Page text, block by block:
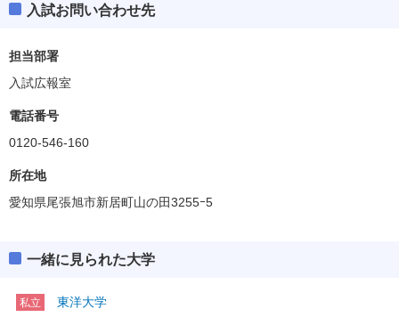
入試お問い合わせ先
担当部署
入試広報室
電話番号
0120-546-160
所在地
愛知県尾張旭市新居町山の田3255ｰ5
一緒に見られた大学
私立 東洋大学